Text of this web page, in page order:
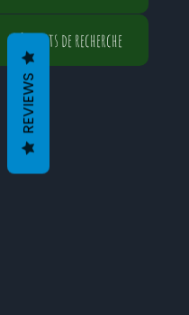
Résultats de recherche
REVIEWS